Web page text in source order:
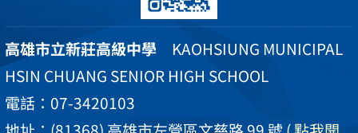
高雄市立新莊高級中學 KAOHSIUNG MUNICIPAL
HSIN CHUANG SENIOR HIGH SCHOOL
電話：07-3420103